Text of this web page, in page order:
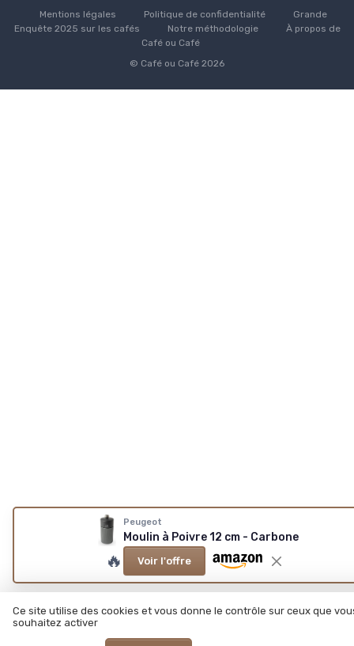
Peugeot
Moulin à Poivre 12 cm - Carbone
🔥 Voir l'offre
Mentions légales Politique de confidentialité
Grande
Enquête 2025 sur les cafés
Notre méthodologie
À propos de
Café ou Café
© Café ou Café 2026
Ce site utilise des cookies et vous donne le contrôle sur ceux que
souhaitez activer